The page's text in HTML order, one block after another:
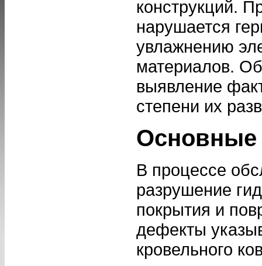
конструкций.
нарушается
увлажнению
материалов.
выявление
степени их
Основные
В процессе
разрушение
покрытия и
дефекты
кровельного